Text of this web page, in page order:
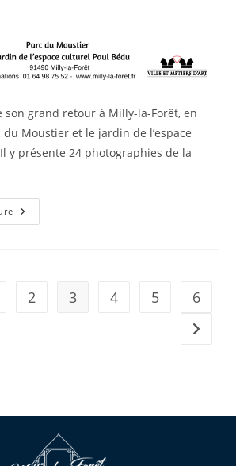
son grand retour à Milly-la-Forêt, en
Moustier et le jardin de l’espace
y présente 24 photographies de la
2 3 4 5 6